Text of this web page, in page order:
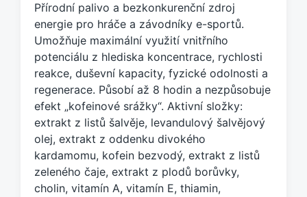
e
n
o
t
a
g
m
:
Přírodní palivo a bezkonkurenční zdroj
energie pro hráče a závodníky e-sportů.
Umožňuje maximální využití vnitřního
potenciálu z hlediska koncentrace, rychlosti
reakce, duševní kapacity, fyzické odolnosti a
regenerace. Působí až 8 hodin a nezpůsobuje
efekt „kofeinové srážky“. Aktivní složky:
extrakt z listů šalvěje, levandulový šalvějový
olej, extrakt z oddenku divokého
kardamomu, kofein bezvodý, extrakt z listů
zeleného čaje, extrakt z plodů borůvky,
cholin, vitamín A, vitamín E, thiamin,